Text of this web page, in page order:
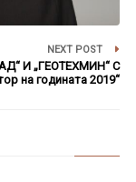
NEXT POST
И „ГЕОТЕХМИН“ С
на годината 2019“